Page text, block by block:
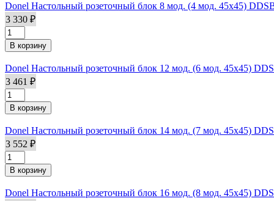
Donel Настольный розеточный блок 8 мод. (4 мод. 45х45)
3 330 ₽
Donel Настольный розеточный блок 12 мод. (6 мод. 45х45)
3 461 ₽
Donel Настольный розеточный блок 14 мод. (7 мод. 45х45)
3 552 ₽
Donel Настольный розеточный блок 16 мод. (8 мод. 45х45)